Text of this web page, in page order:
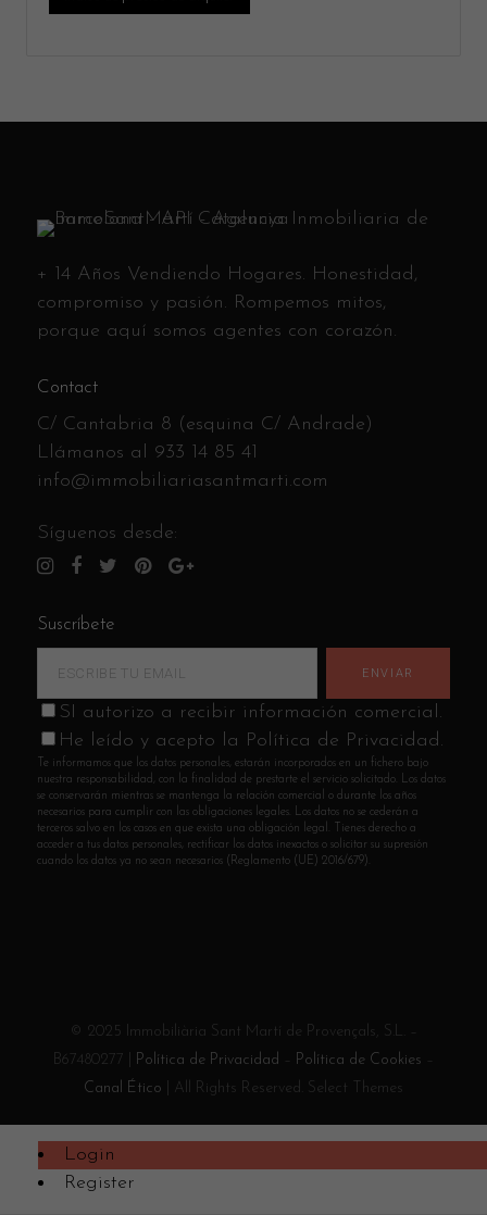
+ 14 Años Vendiendo Hogares. Honestidad,
compromiso y pasión. Rompemos mitos,
porque aquí somos agentes con corazón.
Contact
C/ Cantabria 8 (esquina C/ Andrade)
Llámanos al 933 14 85 41
info@immobiliariasantmarti.com
Síguenos desde:
Suscríbete
SI autorizo a recibir información comercial.
He leído y acepto la Política de Privacidad.
Te informamos que los datos personales, estarán incorporados en un fichero bajo
nuestra responsabilidad, con la finalidad de prestarte el servicio solicitado. Los datos
se conservarán mientras se mantenga la relación comercial o durante los años
necesarios para cumplir con las obligaciones legales. Los datos no se cederán a
terceros salvo en los casos en que exista una obligación legal. Tienes derecho a
acceder a tus datos personales, rectificar los datos inexactos o solicitar su supresión
cuando los datos ya no sean necesarios (Reglamento (UE) 2016/679).
© 2025 Immobiliària Sant Martí de Provençals, S.L. –
B67480277 |
Política de Privacidad Política de Cookies
Canal Ético | All Rights Reserved. Select Themes
Login
Register